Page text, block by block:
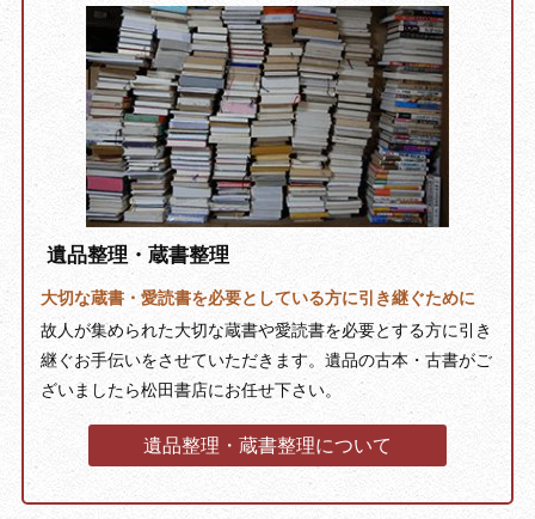
遺品整理・蔵書整理
大切な蔵書・愛読書を必要としている方に引き継ぐために
故人が集められた大切な蔵書や愛読書を必要とする方に引き
継ぐお手伝いをさせていただきます。遺品の古本・古書がご
ざいましたら松田書店にお任せ下さい。
遺品整理・蔵書整理について